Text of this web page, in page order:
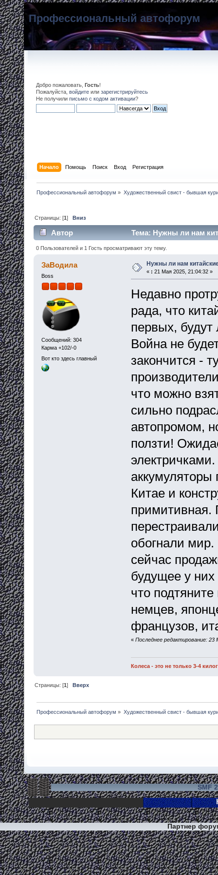
Профессиональный автофорум
Добро пожаловать, Гость!
Пожалуйста, войдите или зарегистрируйтесь
Не получили письмо с кодом активации?
Начало Помощь Поиск Вход Регистрация
Профессиональный автофорум » Художественный свист - бывшая
Страницы: [1]Вниз
Автор Тема: Нужны ли нам
0 Пользователей и 1 Гость просматривают эту тему.
ЗаВодила
Boss
Сообщений: 304
Карма +102/-0
Вот кто здесь главный
Нужны ли нам
« : 21 Мая 2025, 21:04:32 »
Недавно
рада, что
первых,
Война не
закончится -
что можно
сильно
автопромом,
ползти!
аккумуляторы
Китае и
примитивная.
обогнали
сейчас
будущее у
что
немцев,
французов,
« Последнее редактирование:
Колеса - это не только 3-4
Страницы: [1] Вверх
Профессиональный автофорум » Художественный свист - бывшая
SMF
Партнер